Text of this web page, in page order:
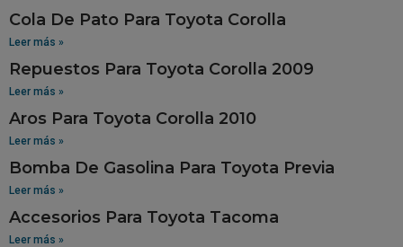
Cola De Pato Para Toyota Corolla
Leer más »
Repuestos Para Toyota Corolla 2009
Leer más »
Aros Para Toyota Corolla 2010
Leer más »
Bomba De Gasolina Para Toyota Previa
Leer más »
Accesorios Para Toyota Tacoma
Leer más »